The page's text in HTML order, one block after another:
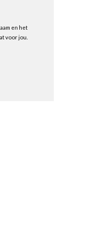
en het
voor jou.